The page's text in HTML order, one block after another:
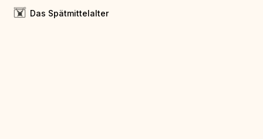
Das Spätmittelalter